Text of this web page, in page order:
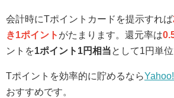
会計時にTポイントカードを提示すれば
き1ポイント がたまります。還元率は
ントを1ポイント1円相当として1円単
Tポイントを効率的に貯めるなら
おすすめです。